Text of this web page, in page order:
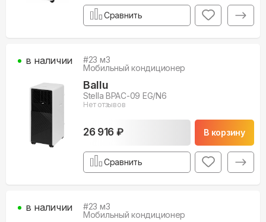
Сравнить
#23 м3
Мобильный кондиционер
Ballu
Stella BPAC-09 EG/N6
Нет отзывов
26 916 ₽ В корзину
в наличии
Сравнить
#23 м3
Мобильный кондиционер
в наличии